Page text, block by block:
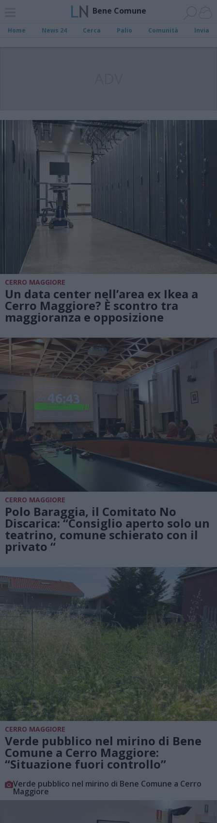
Bene Comune
Home News 24 Cerca Palio Comunità Invia
CERRO MAGGIORE
Un data center nell’area ex Ikea a
Cerro Maggiore? È scontro tra
maggioranza e opposizione
CERRO MAGGIORE
Polo Baraggia, il Comitato No
Discarica: “Consiglio aperto solo un
teatrino, comune schierato con il
privato “
CERRO MAGGIORE
Verde pubblico nel mirino di Bene
Comune a Cerro Maggiore:
“Situazione fuori controllo”
Verde pubblico nel mirino di Bene Comune a Cerro
Maggiore